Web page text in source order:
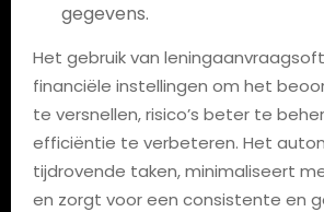
gegevens.
Het gebruik van
financiële instellingen om het
te versnellen, risico’s beter te
efficiëntie te verbeteren. Het
tijdrovende taken, minimaliseert
en zorgt voor een consistente en